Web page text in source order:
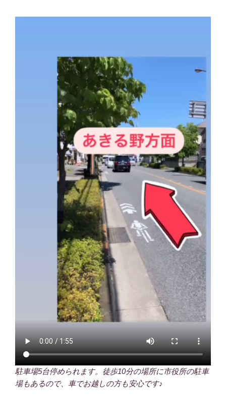
駐車場5台停められます。徒歩10分の場所に市役所の駐車
場もあるので、車でお越しの方も安心です♪